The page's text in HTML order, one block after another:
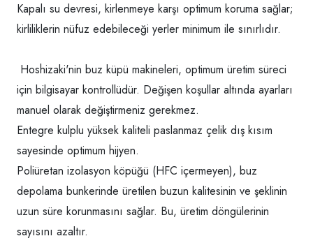
Kapalı su devresi, kirlenmeye karşı optimum koruma sağlar;
kirliliklerin nüfuz edebileceği yerler minimum ile sınırlıdır.
Hoshizaki'nin buz küpü makineleri, optimum üretim süreci
için bilgisayar kontrollüdür. Değişen koşullar altında ayarları
manuel olarak değiştirmeniz gerekmez.
Entegre kulplu yüksek kaliteli paslanmaz çelik dış kısım
sayesinde optimum hijyen.
Poliüretan izolasyon köpüğü (HFC içermeyen), buz
depolama bunkerinde üretilen buzun kalitesinin ve şeklinin
uzun süre korunmasını sağlar. Bu, üretim döngülerinin
sayısını azaltır.